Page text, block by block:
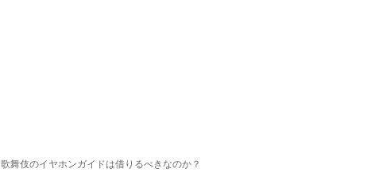
歌舞伎のイヤホンガイドは借りるべきなのか？